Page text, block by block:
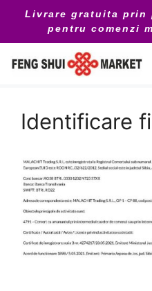
conținut
Livrare gratuita prin
pentru comenzi
Identificare